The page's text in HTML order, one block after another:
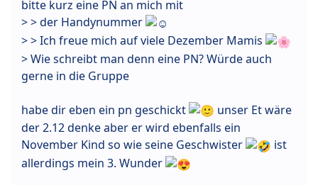
bitte kurz eine PN an mich mit
> > der Handynummer
> > Ich freue mich auf viele Dezember Mamis
> Wie schreibt man denn eine PN? Würde auch
gerne in die Gruppe
habe dir eben ein pn geschickt
unser Et wäre
der 2.12 denke aber er wird ebenfalls ein
November Kind so wie seine Geschwister
ist
allerdings mein 3. Wunder